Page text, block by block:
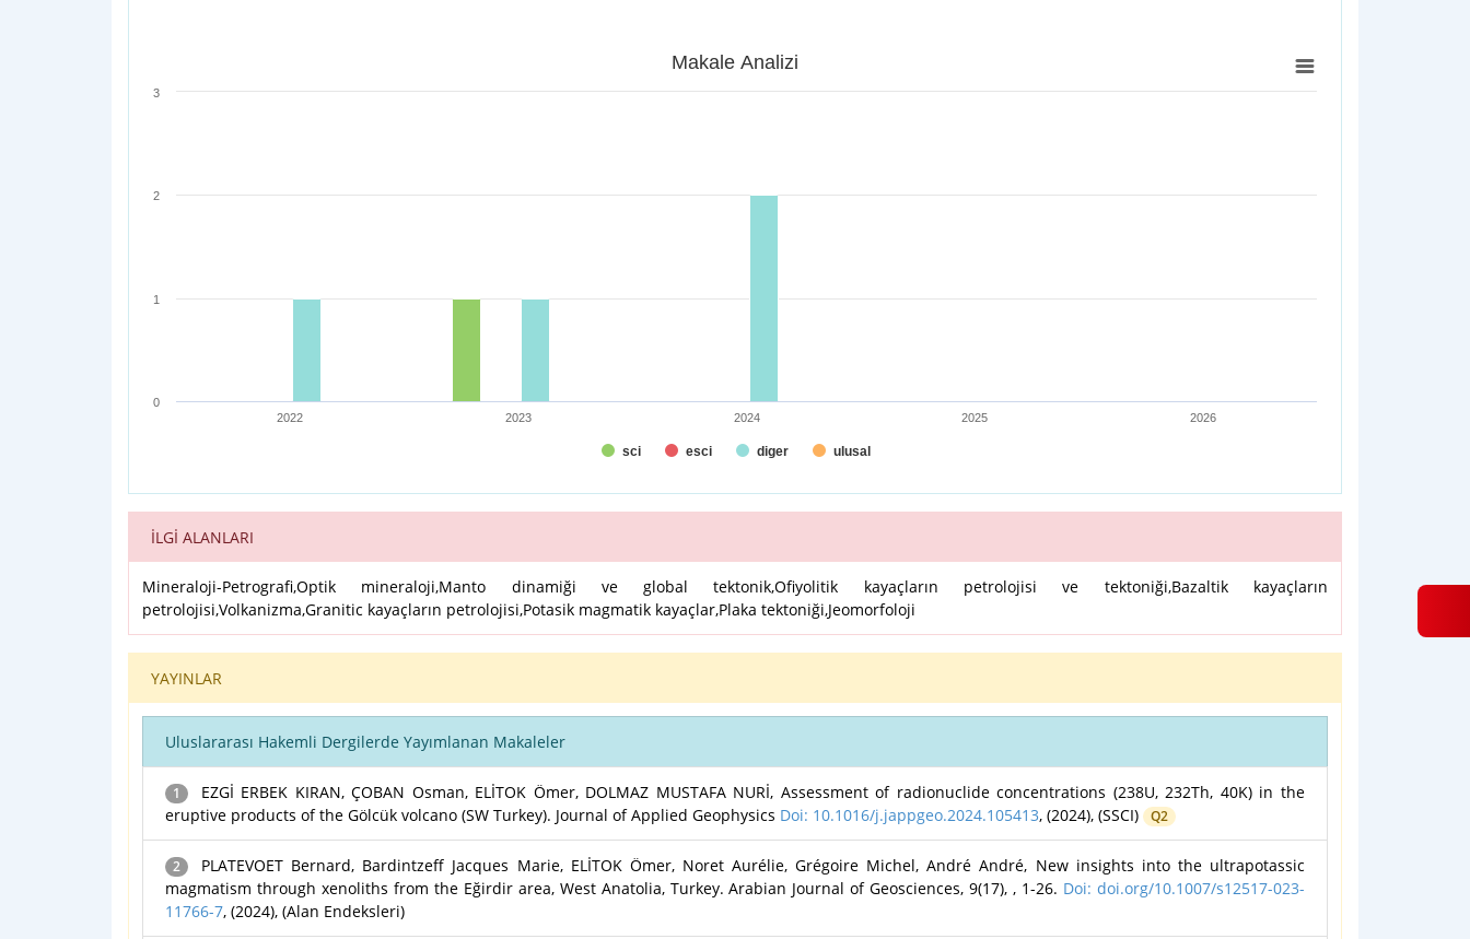
Bar chart with 4 data series.
Makale Analizi
sci esci diger ulusal
2022 2023 2024 2025 2026
0
1
2
3
İLGİ ALANLARI
Mineraloji-Petrografi,Optik mineraloji,Manto dinamiği ve global tektonik,Ofiyolitik kayaçların petrolojisi ve tektoniği,Bazaltik kayaçların
petrolojisi,Volkanizma,Granitic kayaçların petrolojisi,Potasik magmatik kayaçlar,Plaka tektoniği,Jeomorfoloji
YAYINLAR
Uluslararası Hakemli Dergilerde Yayımlanan Makaleler
1
EZGİ ERBEK KIRAN, ÇOBAN Osman, ELİTOK Ömer, DOLMAZ MUSTAFA NURİ, Assessment of radionuclide concentrations (238U, 232Th, 40K) in the
eruptive products of the Gölcük volcano (SW Turkey). Journal of Applied Geophysics Doi: 10.1016/j.jappgeo.2024.105413, (2024), (SSCI) Q2
2
PLATEVOET Bernard, Bardintzeff Jacques Marie, ELİTOK Ömer, Noret Aurélie, Grégoire Michel, André André, New insights into the ultrapotassic
magmatism through xenoliths from the Eğirdir area, West Anatolia, Turkey. Arabian Journal of Geosciences, 9(17), , 1-26. Doi: doi.org/10.1007/s12517-023-
11766-7, (2024), (Alan Endeksleri)